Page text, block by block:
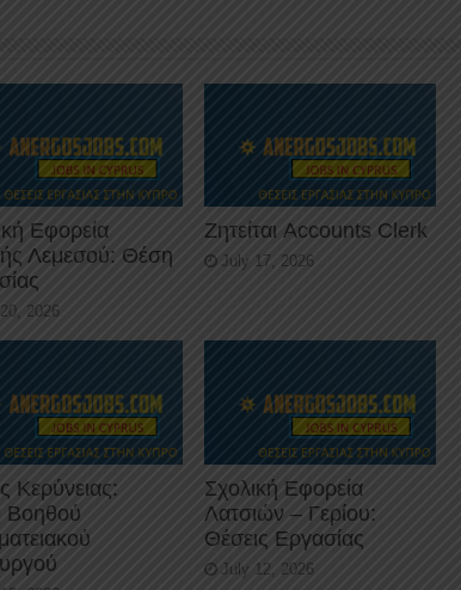
Εφορεία
Λεμεσού: Θέση
2026
Ζητείται Accounts Clerk
July 17, 2026
Κερύνειας:
Βοηθού
Σχολική Εφορεία
Λατσιών – Γερίου:
Θέσεις Εργασίας
July 12, 2026